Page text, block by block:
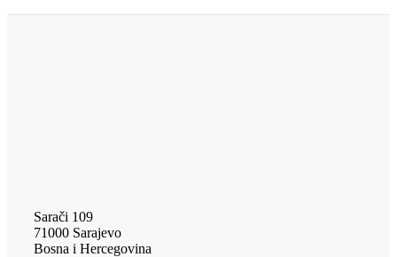
Sarači 109
71000 Sarajevo
Bosna i Hercegovina